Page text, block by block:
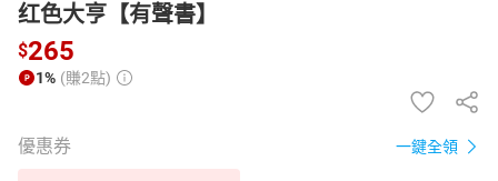
红色大亨【有聲書】
$265
1% (賺2點)
優惠券 一鍵全領